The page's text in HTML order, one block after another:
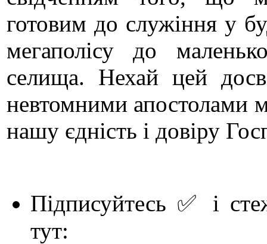
готовим до служіння у
мегаполісу до
селища. Нехай цей
невтомними апостолами
нашу єдність і довіру
Підписуйтесь ✅ і
тут: